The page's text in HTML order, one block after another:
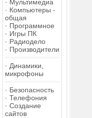
· Мультимедиа
· Компьютеры -
общая
· Программное
· Игры ПК
· Радиодело
· Производители
· Динамики,
микрофоны
· Безопасность
· Телефония
· Создание
сайтов